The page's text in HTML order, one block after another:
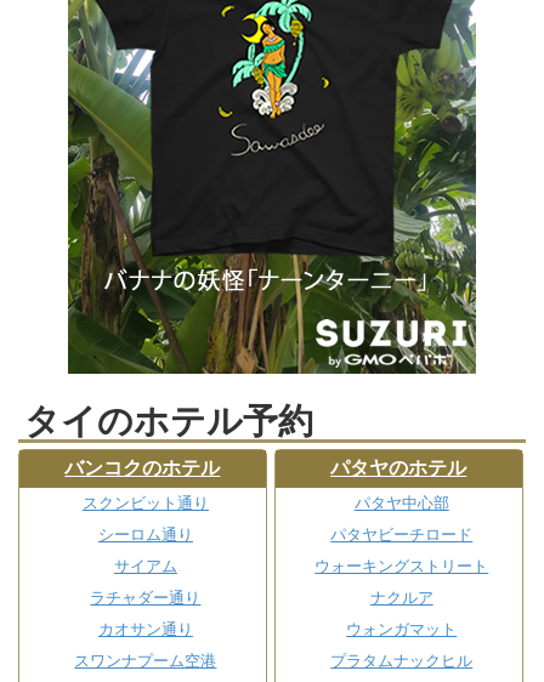
タイのホテル予約
バンコクのホテル
スクンビット通り
シーロム通り
サイアム
ラチャダー通り
カオサン通り
スワンナプーム空港
パタヤのホテル
パタヤ中心部
パタヤビーチロード
ウォーキングストリート
ナクルア
ウォンガマット
プラタムナックヒル